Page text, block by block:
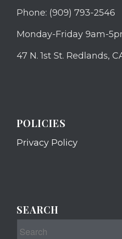
Phone: (909) 793-2546
Monday-Friday 9am-
47 N. 1st St. Redlands,
POLICIES
Privacy Policy
SEARCH